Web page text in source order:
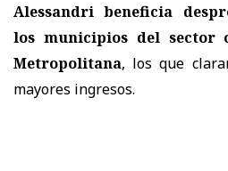
Alessandri beneficia
los municipios del sector
Metropolitana, los que
mayores ingresos.